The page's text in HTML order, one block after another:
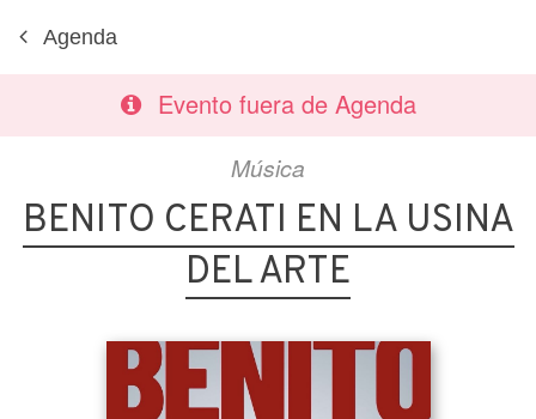
Agenda
Evento fuera de Agenda
Música
BENITO CERATI EN LA USINA
DEL ARTE